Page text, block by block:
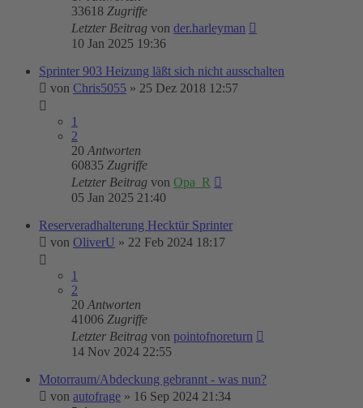
33618 Zugriffe
Letzter Beitrag von der.harleyman
10 Jan 2025 19:36
Sprinter 903 Heizung läßt sich nicht ausschalten
von Chris5055 » 25 Dez 2018 12:57
1
2
20 Antworten
60835 Zugriffe
Letzter Beitrag von Opa_R
05 Jan 2025 21:40
Reserveradhalterung Hecktür Sprinter
von OliverU » 22 Feb 2024 18:17
1
2
20 Antworten
41006 Zugriffe
Letzter Beitrag von pointofnoreturn
14 Nov 2024 22:55
Motorraum/Abdeckung gebrannt - was nun?
von autofrage » 16 Sep 2024 21:34